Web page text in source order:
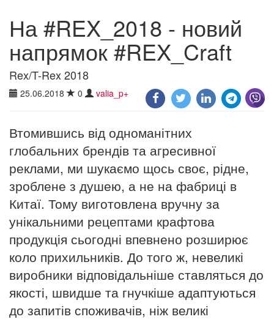
На #REX_2018 - новий
напрямок #REX_Craft
Rex/T-Rex 2018
25.06.2018 0 valia_p+
Втомившись від одноманітних
глобальних брендів та агресивної
реклами, ми шукаємо щось своє, рідне,
зроблене з душею, а не на фабриці в
Китаї. Тому виготовлена вручну за
унікальними рецептами крафтова
продукція сьогодні впевнено розширює
коло прихильників. До того ж, невеликі
виробники відповідальніше ставляться до
якості, швидше та гнучкіше адаптуються
до запитів споживачів, ніж великі